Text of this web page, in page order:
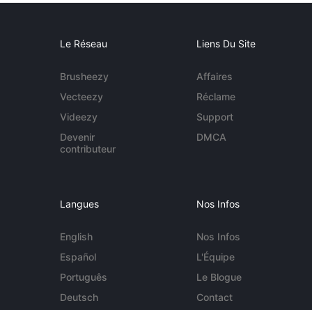
Le Réseau
Brusheezy
Vecteezy
Videezy
Devenir
contributeur
Liens Du Site
Affaires
Réclame
Support
DMCA
Langues
English
Español
Português
Deutsch
Nos Infos
Nos Infos
L'Équipe
Le Blogue
Contact